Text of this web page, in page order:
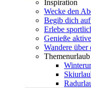
Inspiration
Wecke den
Begib dich
Erlebe
Genieße
Wandere über
Themenurlaub